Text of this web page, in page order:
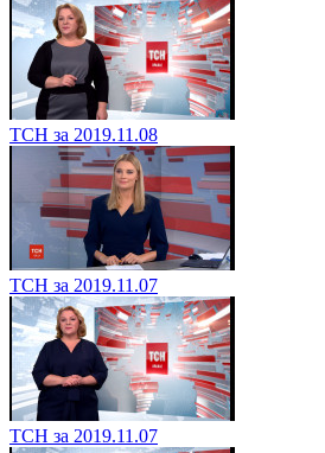
ТСН за 2019.11.08
ТСН за 2019.11.07
ТСН за 2019.11.07